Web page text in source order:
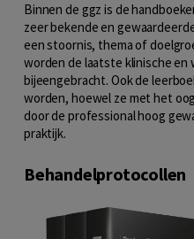
Binnen de ggz is de
zeer bekende en
een stoornis, thema of
worden de laatste klinische
bijeengebracht. Ook de
worden, hoewel ze met het
door de professional hoog
praktijk.
Behandelprotocollen